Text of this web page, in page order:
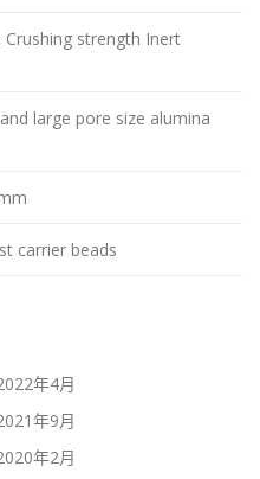
strength Inert
large pore size alumina
carrier beads
年4月
年9月
年2月